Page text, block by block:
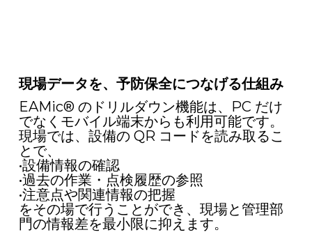
現場データを、予防保全につなげる仕組み
EAMic® のドリルダウン機能は、PC だけ
でなくモバイル端末からも利用可能です。
現場では、設備の QR コードを読み取るこ
とで、
•設備情報の確認
•過去の作業・点検履歴の参照
•注意点や関連情報の把握
をその場で行うことができ、現場と管理部
門の情報差を最小限に抑えます。